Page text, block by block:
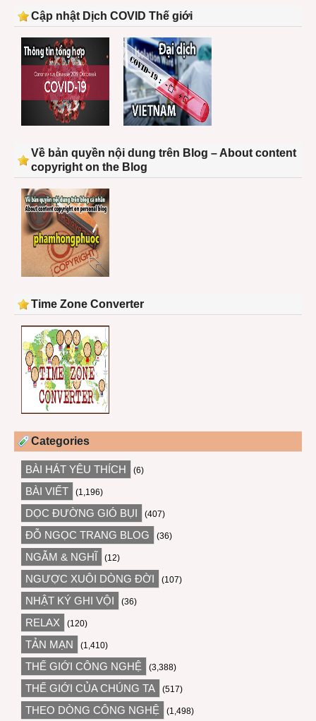
Cập nhật Dịch COVID Thế giới
Về bản quyền nội dung trên Blog – About content
copyright on the Blog
Time Zone Converter
Categories
BÀI HÁT YÊU THÍCH (6)
BÀI VIẾT (1,196)
DỌC ĐƯỜNG GIÓ BỤI (407)
ĐỖ NGỌC TRANG BLOG (36)
NGẪM & NGHĨ (12)
NGƯỢC XUÔI DÒNG ĐỜI (107)
NHẬT KÝ GHI VỘI (36)
RELAX (120)
TẢN MẠN (1,410)
THẾ GIỚI CÔNG NGHỆ (3,388)
THẾ GIỚI CỦA CHÚNG TA (517)
THEO DÒNG CÔNG NGHỆ (1,498)